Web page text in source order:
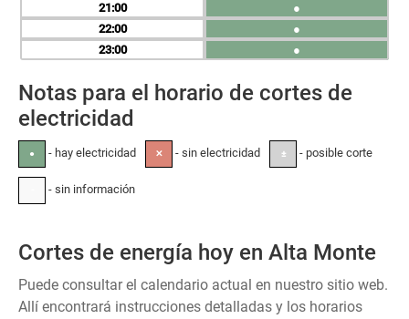
21
22
23
●
●
●
Notas para el horario de cortes de
electricidad
● - hay electricidad ✕ - sin electricidad ± - posible corte
- sin información
Cortes de energía hoy en Alta Monte
Puede consultar el calendario actual en nuestro sitio web.
Allí encontrará instrucciones detalladas y los horarios